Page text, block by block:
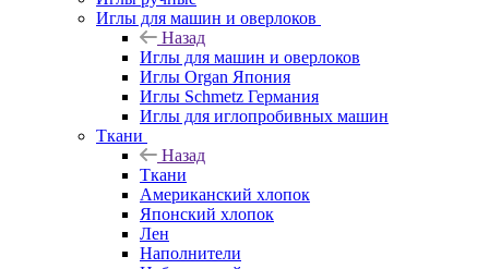
Иглы для машин и оверлоков
Назад
Иглы для машин и оверлоков
Иглы Organ Япония
Иглы Schmetz Германия
Иглы для иглопробивных машин
Ткани
Назад
Ткани
Американский хлопок
Японский хлопок
Лен
Наполнители